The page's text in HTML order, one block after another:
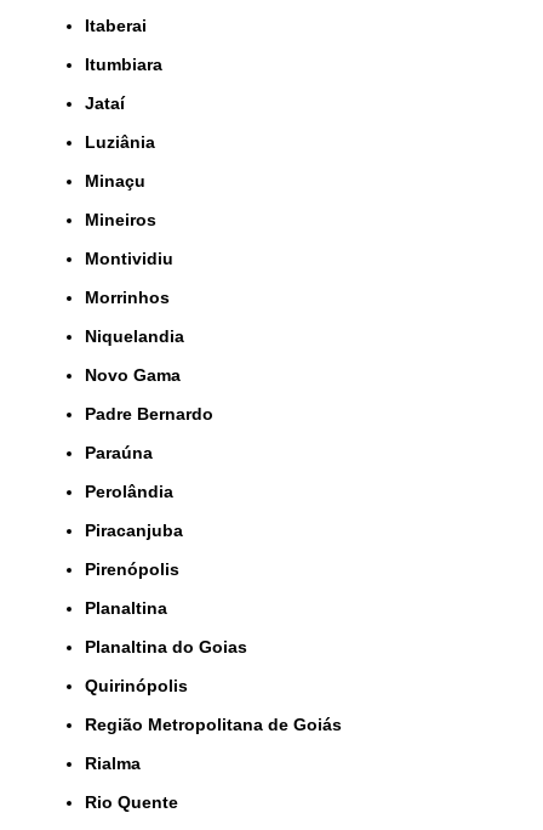
Itaberai
Itumbiara
Jataí
Luziânia
Minaçu
Mineiros
Montividiu
Morrinhos
Niquelandia
Novo Gama
Padre Bernardo
Paraúna
Perolândia
Piracanjuba
Pirenópolis
Planaltina
Planaltina do Goias
Quirinópolis
Região Metropolitana de Goiás
Rialma
Rio Quente